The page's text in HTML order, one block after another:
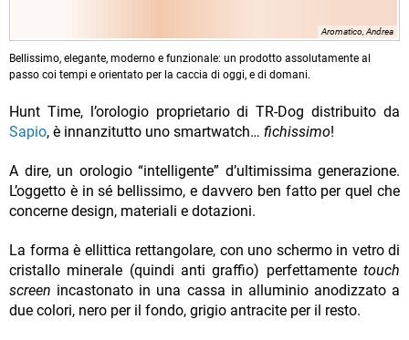
Aromatico, Andrea
Bellissimo, elegante, moderno e funzionale: un prodotto assolutamente al
passo coi tempi e orientato per la caccia di oggi, e di domani.
Hunt Time, l’orologio proprietario di TR-Dog distribuito da
Sapio, è innanzitutto uno smartwatch… fichissimo!
A dire, un orologio “intelligente” d’ultimissima generazione.
L’oggetto è in sé bellissimo, e davvero ben fatto per quel che
concerne design, materiali e dotazioni.
La forma è ellittica rettangolare, con uno schermo in vetro di
cristallo minerale (quindi anti graffio) perfettamente touch
screen incastonato in una cassa in alluminio anodizzato a
due colori, nero per il fondo, grigio antracite per il resto.